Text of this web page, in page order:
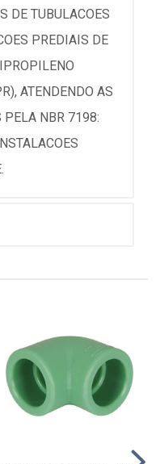
DE TUBULACOES
PREDIAIS DE
ATENDENDO AS
PELA NBR 7198: